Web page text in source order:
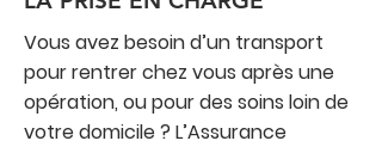
Vous avez besoin d’un transport
pour rentrer chez vous après une
opération, ou pour des soins loin de
votre domicile ? L’Assurance